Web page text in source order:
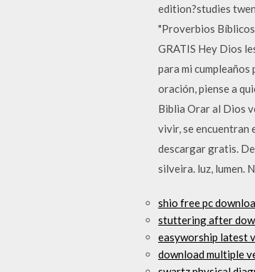
edition?studies
"Proverbios
GRATIS Hey Dios
para mi cumpleaños
oración, piense a
Biblia Orar al Dios
vivir, se encuentran
descargar gratis.
silveira. luz, lumen.
shio free pc
stuttering after
easyworship latest
download multiple